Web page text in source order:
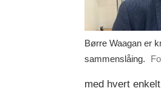
Børre Waagan er
sammenslåing.
med hvert